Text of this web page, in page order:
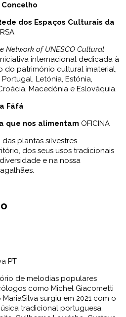
Concelho
dos Espaços Culturais da
Network of UNESCO Cultural
internacional dedicada à
do património cultural imaterial,
Letónia, Estónia,
Macedónia e Eslováquia.
Fáfá
que nos alimentam OFICINA
plantas silvestres
dos seus usos tradicionais
e na nossa
PT
de melodias populares
como Michel Giacometti
surgiu em 2021 com o
tradicional portuguesa.